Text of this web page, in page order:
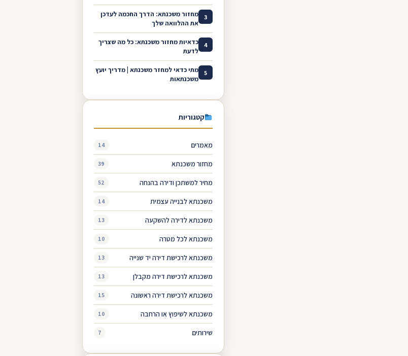
3
מחזור משכנתא: הדרך החכמה לעדכן
את ההלוואה שלך
4
כדאיות מחזור משכנתא: כל מה שצריך
לדעת
5
מתי כדאי למחזר משכנתא | מדריך יועץ
משכנתאות
קטגוריות
מאמרים 14
מחזור משכנתא 39
מחיר למשתכן ודירה בהנחה 52
משכנתא לבנייה עצמית 14
משכנתא לדירה להשקעה 13
משכנתא לכל מטרה 10
משכנתא לרכישת דירה יד שנייה 13
משכנתא לרכישת דירה מקבלן 13
משכנתא לרכישת דירה ראשונה 15
משכנתא לשיפוץ או הרחבה 10
שירותים 7